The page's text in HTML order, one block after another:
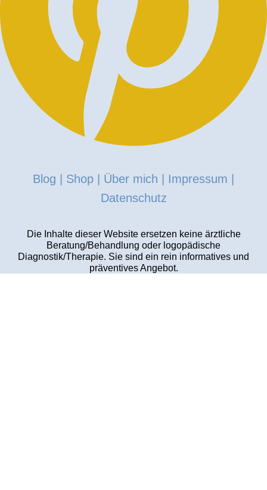
Blog Shop Über mich Impressum
Datenschutz
Die Inhalte dieser Website ersetzen keine ärztliche
Beratung/Behandlung oder logopädische
Diagnostik/Therapie. Sie sind ein rein informatives und
präventives Angebot.